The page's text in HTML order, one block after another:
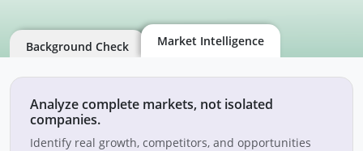
Background Check Market Intelligence
Analyze complete markets, not isolated
companies.
Identify real growth, competitors, and opportunities